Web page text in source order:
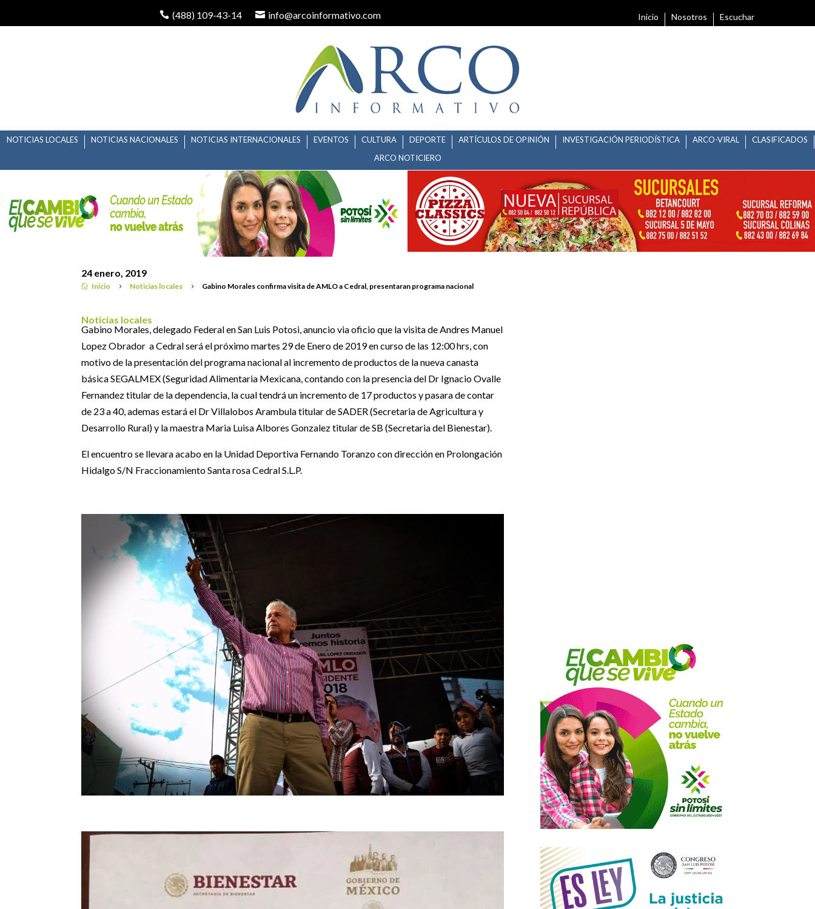
(488) 109-43-14 info@arcoinformativo.com Inicio Nosotros Escuchar
NOTICIAS LOCALES NOTICIAS NACIONALES NOTICIAS INTERNACIONALES EVENTOS CULTURA DEPORTE ARTÍCULOS DE OPINIÓN INVESTIGACIÓN PERIODÍSTICA ARCO-VIRAL
CLASIFICADOS
ARCO NOTICIERO
 Inicio 5 Noticias locales 5 Gabino Morales confirma visita de AMLO a Cedral, presentaran programa nacional
GABINO MORALES CONFIRMA VISITA DE AMLO A CEDRAL, PRESENTARAN
PROGRAMA NACIONAL
Noticias locales
24 enero, 2019
Gabino Morales, delegado Federal en San Luis Potosi, anuncio via oficio que la visita de Andres Manuel
Lopez Obrador a Cedral será el próximo martes 29 de Enero de 2019 en curso de las 12:00 hrs, con
motivo de la presentación del programa nacional al incremento de productos de la nueva canasta
básica SEGALMEX (Seguridad Alimentaria Mexicana, contando con la presencia del Dr Ignacio Ovalle
Fernandez titular de la dependencia, la cual tendrá un incremento de 17 productos y pasara de contar
de 23 a 40, ademas estará el Dr Villalobos Arambula titular de SADER (Secretaria de Agricultura y
Desarrollo Rural) y la maestra Maria Luisa Albores Gonzalez titular de SB (Secretaria del Bienestar).
El encuentro se llevara acabo en la Unidad Deportiva Fernando Toranzo con dirección en Prolongación
Hidalgo S/N Fraccionamiento Santa rosa Cedral S.L.P.